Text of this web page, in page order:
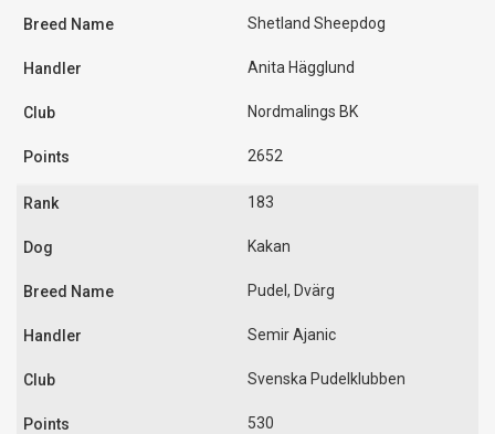
Shetland Sheepdog
Anita Hägglund
Nordmalings BK
2652
183
Kakan
Pudel, Dvärg
Semir Ajanic
Svenska Pudelklubben
530